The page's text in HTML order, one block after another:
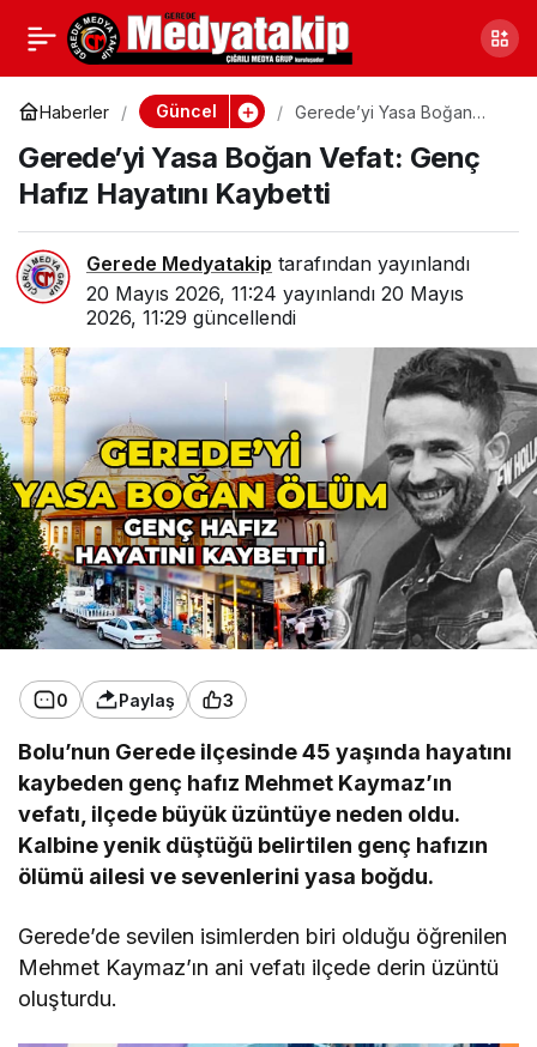
Haberler Güncel
Gerede’yi Yasa Boğan
Kaybetti
Gerede’yi Yasa Boğan Vefat: Genç
Hafız Hayatını Kaybetti
Gerede Medyatakip tarafından yayınlandı
20 Mayıs 2026, 11:24 yayınlandı 20 Mayıs
2026, 11:29 güncellendi
0 Paylaş 3
Bolu’nun Gerede ilçesinde 45 yaşında hayatını
kaybeden genç hafız Mehmet Kaymaz’ın
vefatı, ilçede büyük üzüntüye neden oldu.
Kalbine yenik düştüğü belirtilen genç hafızın
ölümü ailesi ve sevenlerini yasa boğdu.
Gerede’de sevilen isimlerden biri olduğu öğrenilen
Mehmet Kaymaz’ın ani vefatı ilçede derin üzüntü
oluşturdu.
Bolu “Orman Benim”
Dedi
Paylaş